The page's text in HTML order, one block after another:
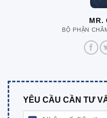
MR.
BỘ PHẬN
YÊU CẦU CẦN TƯ